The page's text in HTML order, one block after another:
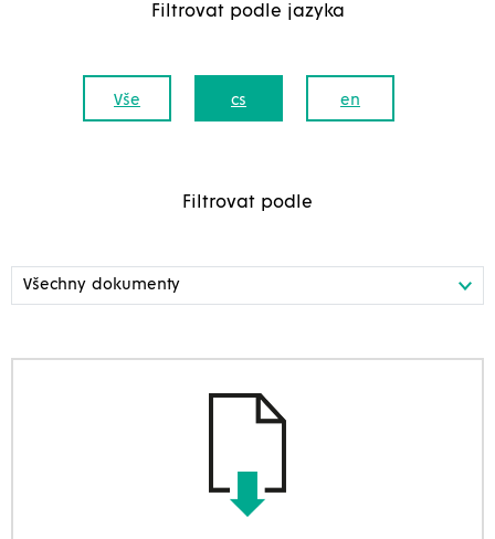
Filtrovat podle jazyka
Vše cs en
Filtrovat podle